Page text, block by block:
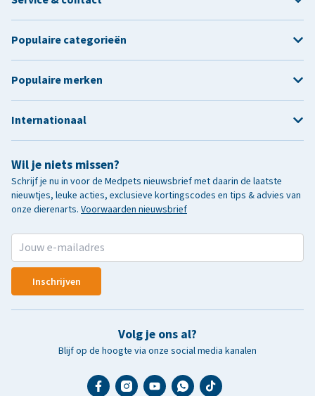
Wil je niets missen?
Schrijf je nu in voor de Medpets nieuwsbrief met daarin de laatste
nieuwtjes, leuke acties, exclusieve kortingscodes en tips & advies van
onze dierenarts. Voorwaarden nieuwsbrief
Inschrijven
Volg je ons al?
Blijf op de hoogte via onze social media kanalen
Populaire categorieën
Populaire merken
Internationaal